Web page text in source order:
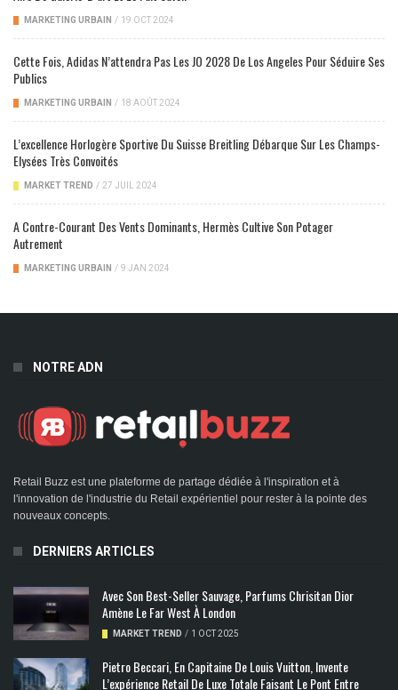
MARKETING URBAIN / 19 OCT 2024
Cette Fois, Adidas N’attendra Pas Les JO 2028 De Los Angeles Pour Séduire Ses
Publics
MARKETING URBAIN / 18 AOÛT 2024
L’excellence Horlogère Sportive Du Suisse Breitling Débarque Sur Les Champs-
Elysées Très Convoités
MARKET TREND / 27 JUIL 2024
A Contre-Courant Des Vents Dominants, Hermès Cultive Son Potager
Autrement
MARKETING URBAIN / 9 JAN 2024
NOTRE ADN
Retail Buzz est une plateforme de partage dédiée à l'inspiration et à
l'innovation de l'industrie du Retail expérientiel pour rester à la pointe des
nouveaux concepts.
DERNIERS ARTICLES
Avec Son Best-Seller Sauvage, Parfums Chrisitan Dior
Amène Le Far West À London
MARKET TREND / 1 OCT 2025
Pietro Beccari, En Capitaine De Louis Vuitton, Invente
L’expérience Retail De Luxe Totale Faisant Le Pont Entre